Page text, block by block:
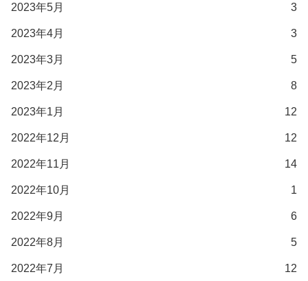
2023年5月 3
2023年4月 3
2023年3月 5
2023年2月 8
2023年1月 12
2022年12月 12
2022年11月 14
2022年10月 1
2022年9月 6
2022年8月 5
2022年7月 12